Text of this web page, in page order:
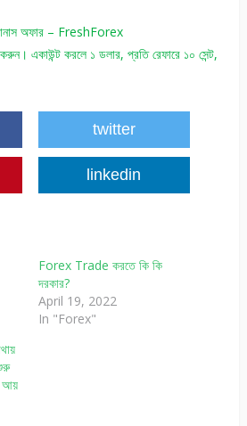
অফার – FreshForex
একাউন্ট করলে ১ ডলার, প্রতি রেফারে ১০ সেন্ট,
twitter
linkedin
Forex Trade করতে কি কি
দরকার?
April 19, 2022
In "Forex"
আয়